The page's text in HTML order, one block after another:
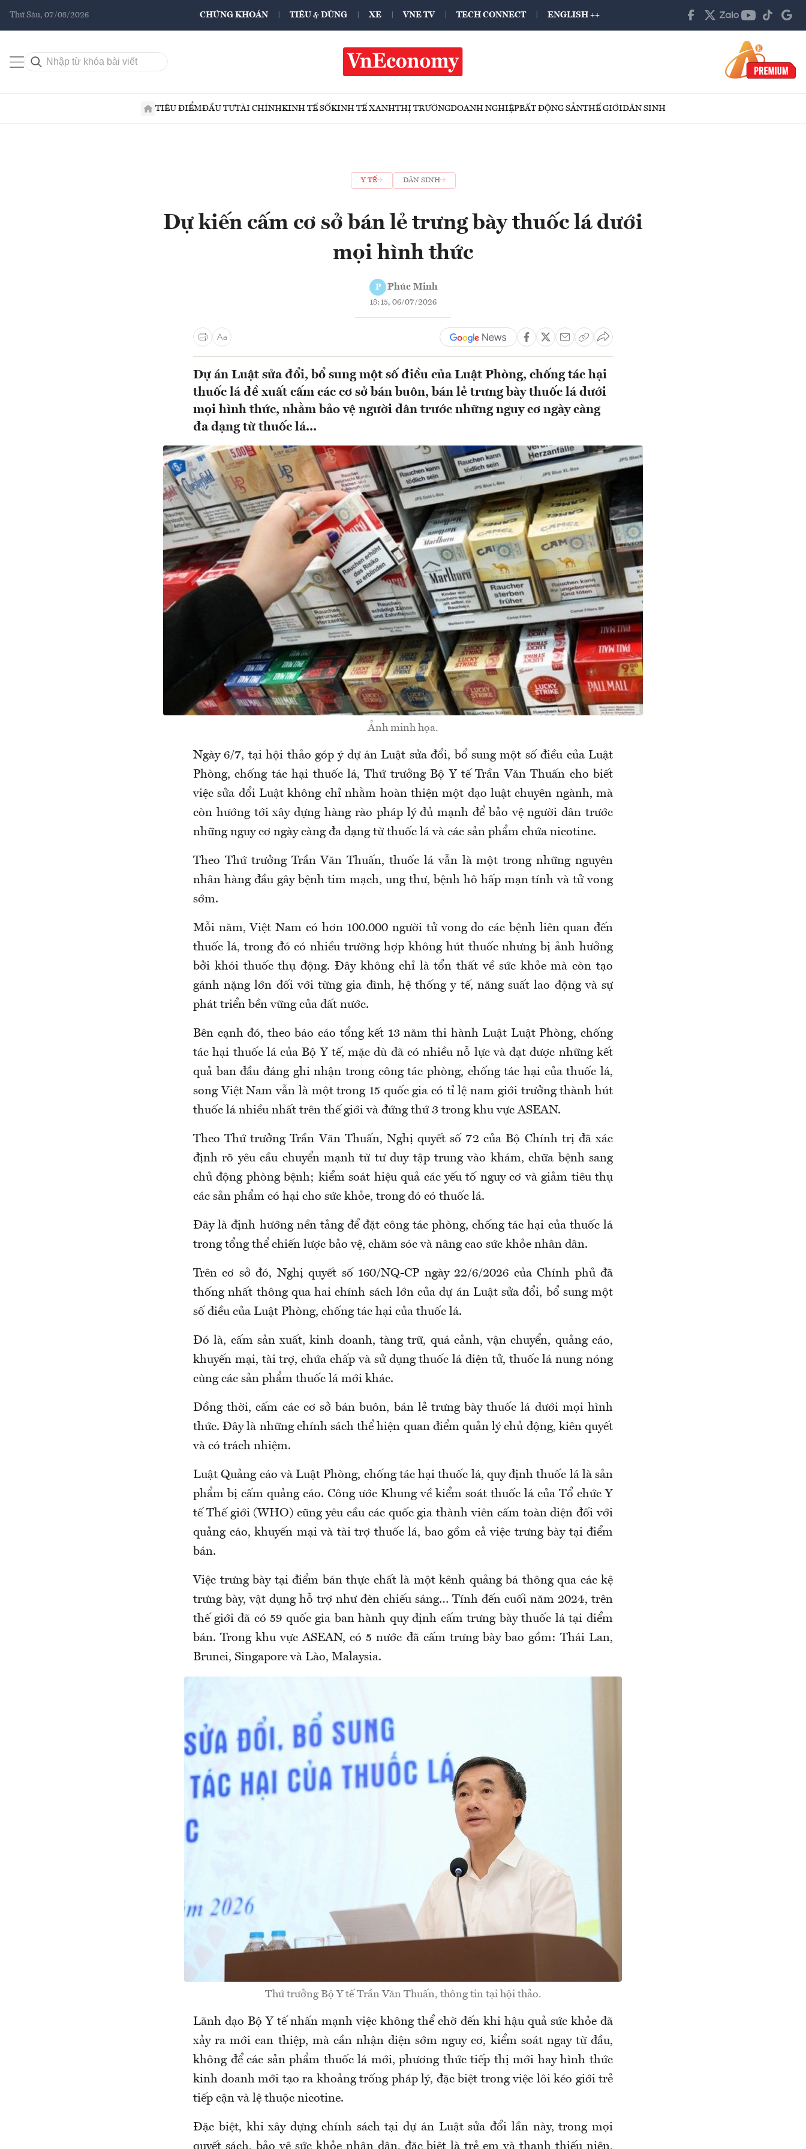
Thứ Sáu, 07/08/2026 CHỨNG KHOÁN TIÊU & DÙNG XE VNE TV TECH CONNECT ENGLISH ++
TIÊU ĐIỂMĐẦU TƯTÀI CHÍNHKINH TẾ SỐKINH TẾ XANHTHỊ TRƯỜNGDOANH NGHIỆPBẤT ĐỘNG SẢNTHẾ GIỚIDÂN SINH
Y TẾ DÂN SINH
Dự kiến cấm cơ sở bán lẻ trưng bày thuốc lá dưới
mọi hình thức
P Phúc Minh
18:15, 06/07/2026
Dự án Luật sửa đổi, bổ sung một số điều của Luật Phòng, chống tác hại
thuốc lá đề xuất cấm các cơ sở bán buôn, bán lẻ trưng bày thuốc lá dưới
mọi hình thức, nhằm bảo vệ người dân trước những nguy cơ ngày càng
đa dạng từ thuốc lá...
Ảnh minh họa.
Ngày 6/7, tại hội thảo góp ý dự án Luật sửa đổi, bổ sung một số điều của Luật
Phòng, chống tác hại thuốc lá, Thứ trưởng Bộ Y tế Trần Văn Thuấn cho biết
việc sửa đổi Luật không chỉ nhằm hoàn thiện một đạo luật chuyên ngành, mà
còn hướng tới xây dựng hàng rào pháp lý đủ mạnh để bảo vệ người dân trước
những nguy cơ ngày càng đa dạng từ thuốc lá và các sản phẩm chứa nicotine.
Theo Thứ trưởng Trần Văn Thuấn,thuốc lá vẫn là một trong những nguyên
nhân hàng đầu gây bệnh tim mạch, ung thư, bệnh hô hấp mạn tính và tử vong
sớm.
Mỗi năm, Việt Nam có hơn 100.000 người tử vong do các bệnh liên quan đến
thuốc lá, trong đó có nhiều trường hợp không hút thuốc nhưng bị ảnh hưởng
bởi khói thuốc thụ động. Đây không chỉ là tổn thất về sức khỏe mà còn tạo
gánh nặng lớn đối với từng gia đình, hệ thống y tế, năng suất lao động và sự
phát triển bền vững của đất nước.
Bên cạnh đó, theo báo cáo tổng kết 13 năm thi hành Luật Luật Phòng, chống
tác hại thuốc lá của Bộ Y tế, mặc dù đã có nhiều nỗ lực và đạt được những kết
quả ban đầu đáng ghi nhận trong công tác phòng, chống tác hại của thuốc lá,
song Việt Nam vẫn là một trong 15 quốc gia có tỉ lệ nam giới trưởng thành hút
thuốc lá nhiều nhất trên thế giới và đứng thứ 3 trong khu vực ASEAN.
Theo Thứ trưởng Trần Văn Thuấn, Nghị quyết số 72 của Bộ Chính trị đã xác
định rõ yêu cầu chuyển mạnh từ tư duy tập trung vào khám, chữa bệnh sang
chủ động phòng bệnh; kiểm soát hiệu quả các yếu tố nguy cơ và giảm tiêu thụ
các sản phẩm có hại cho sức khỏe, trong đó có thuốc lá.
Đây là định hướng nền tảng để đặt công tác phòng, chống tác hại của thuốc lá
trong tổng thể chiến lược bảo vệ, chăm sóc và nâng cao sức khỏe nhân dân.
Trêncơ sở đó, Nghị quyết số 160/NQ-CP ngày 22/6/2026 của Chính phủ đã
thống nhất thông qua hai chính sách lớn của dự án Luật sửa đổi, bổ sung một
số điều của Luật Phòng, chống tác hại của thuốc lá.
Đó là, cấm sản xuất, kinh doanh, tàng trữ, quá cảnh, vận chuyển, quảng cáo,
khuyến mại, tài trợ, chứa chấp và sử dụng thuốc lá điện tử, thuốc lá nung nóng
cùng các sản phẩm thuốc lá mới khác.
Đồng thời, cấm các cơ sở bán buôn, bán lẻ trưng bày thuốc lá dưới mọi hình
thức. Đây là những chính sách thể hiện quan điểm quản lý chủ động, kiên quyết
và có trách nhiệm.
Luật Quảng cáo và Luật Phòng, chống tác hại thuốc lá, quy định thuốc lá là sản
phẩm bị cấm quảng cáo. Công ước Khung về kiểm soát thuốc lá của Tổ chức Y
tế Thế giới (WHO) cũng yêu cầu các quốc gia thành viên cấm toàn diện đối với
quảng cáo, khuyến mại và tài trợ thuốc lá, bao gồm cả việc trưng bày tại điểm
bán.
Việc trưng bày tại điểm bán thực chất là một kênh quảng bá thông qua các kệ
trưng bày, vật dụng hỗ trợ như đèn chiếu sáng… Tính đến cuối năm 2024, trên
thế giới đã có 59 quốc gia ban hành quy định cấm trưng bày thuốc lá tại điểm
bán. Trong khu vực ASEAN, có 5 nước đã cấm trưng bày bao gồm: Thái Lan,
Brunei, Singapore và Lào, Malaysia.
Thứ trưởng Bộ Y tế Trần Văn Thuấn, thông tin tại hội thảo.
Lãnh đạo Bộ Y tế nhấn mạnh việc không thể chờ đến khi hậu quả sức khỏe đã
xảy ra mới can thiệp, mà cần nhận diện sớm nguy cơ, kiểm soát ngay từ đầu,
không để các sản phẩm thuốc lá mới, phương thức tiếp thị mới hay hình thức
kinh doanh mới tạo ra khoảng trống pháp lý, đặc biệt trong việc lôi kéo giới trẻ
tiếp cận và lệ thuộc nicotine.
Đặc biệt, khi xây dựng chính sách tại dự án Luật sửa đổi lần này, trong mọi
quyết sách, bảo vệ sức khỏe nhân dân, đặc biệt là trẻ em và thanh thiếu niên,